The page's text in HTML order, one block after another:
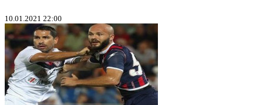
10.01.2021 22:00